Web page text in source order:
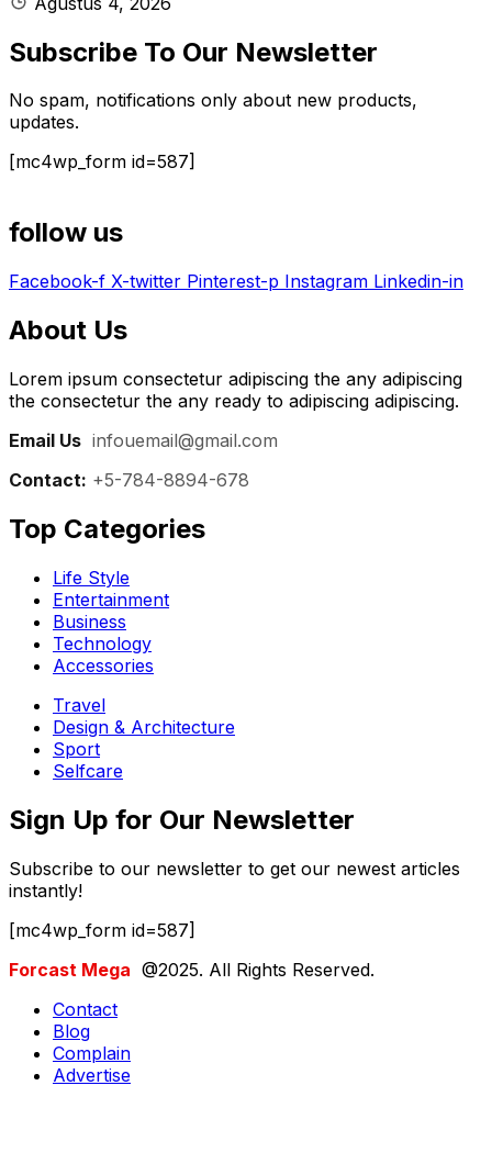
Subscribe To Our Newsletter
No spam, notifications only about new products,
updates.
[mc4wp_form id=587]
follow us
Facebook-f X-twitter Pinterest-p Instagram Linkedin-in
About Us
Lorem ipsum consectetur adipiscing the any adipiscing
the consectetur the any ready to adipiscing adipiscing.
Email Us infouemail@gmail.com
Contact: +5-784-8894-678
Top Categories​
Life Style
Entertainment
Business
Technology
Accessories
Travel
Design & Architecture
Sport
Selfcare
Sign Up for Our Newsletter
Subscribe to our newsletter to get our newest articles
instantly!
[mc4wp_form id=587]
Forcast Mega @2025. All Rights Reserved.
Contact
Blog
Complain
Advertise